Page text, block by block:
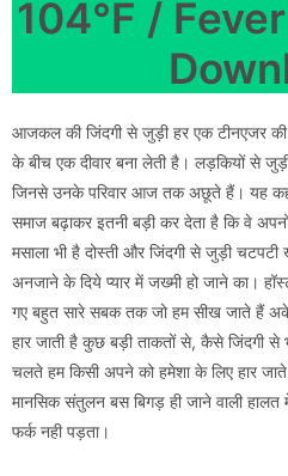
104°F /
आजकल की जिंदगी से जुड़ी हर एक टीनएजर
के बीच एक दीवार बना लेती है। लड़कियों से
जिनसे उनके परिवार आज तक अछूते हैं। यह
समाज बढ़ाकर इतनी बड़ी कर देता है कि वे
मसाला भी है दोस्ती और जिंदगी से जुड़ी
अनजाने के दिये प्यार में जख्मी हो जाने का।
गए बहुत सारे सबक तक जो हम सीख जाते हैं
हार जाती है कुछ बड़ी ताकतों से, कैसे जिंदगी से
चलते हम किसी अपने को हमेशा के लिए हार
मानसिक संतुलन बस बिगड़ ही जाने वाली हालत
फर्क नही पड़ता।